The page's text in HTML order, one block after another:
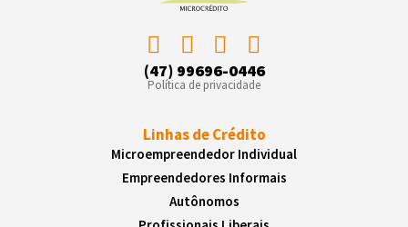
(47) 99696-0446
Política de privacidade
Linhas de Crédito
Microempreendedor Individual
Empreendedores Informais
Autônomos